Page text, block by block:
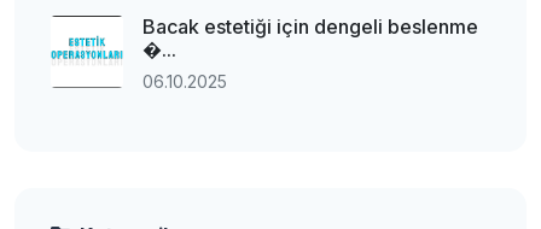
Bacak estetiği için dengeli beslenme
�...
06.10.2025